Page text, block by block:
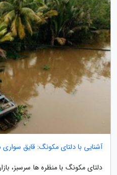
آشنایی با دلتای مکونگ: قایق سواری
دلتای مکونگ با منظره ها سرسبز،